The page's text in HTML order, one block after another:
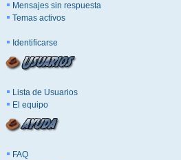
Mensajes sin respuesta
Temas activos
Identificarse
Lista de Usuarios
El equipo
FAQ